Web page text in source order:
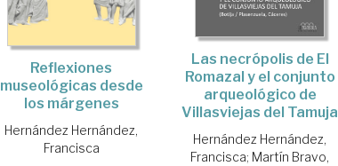
Reflexiones
museológicas desde
los márgenes
Hernández Hernández,
Francisca
Las necrópolis de El
Romazal y el conjunto
arqueológico de
Villasviejas del Tamuja
Hernández Hernández,
Francisca; Martín Bravo,